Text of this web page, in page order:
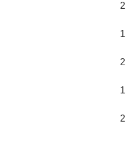
2
1
2
1
2